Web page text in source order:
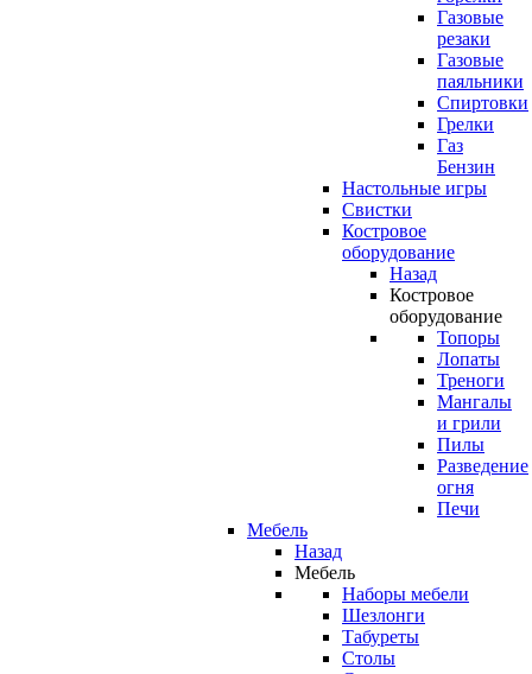
Газовые
резаки
Газовые
паяльники
Спиртовки
Грелки
Газ
Бензин
Настольные игры
Свистки
Костровое
оборудование
Назад
Костровое
оборудование
Топоры
Лопаты
Треноги
Мангалы
и грили
Пилы
Разведение
огня
Печи
Мебель
Назад
Мебель
Наборы мебели
Шезлонги
Табуреты
Столы